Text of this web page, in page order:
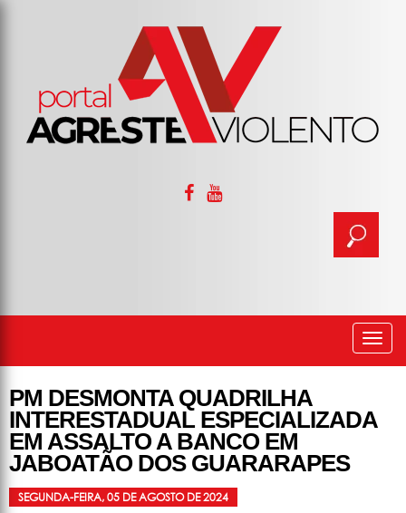
PM DESMONTA QUADRILHA
INTERESTADUAL ESPECIALIZADA
EM ASSALTO A BANCO EM
JABOATÃO DOS GUARARAPES
SEGUNDA-FEIRA, 05 DE AGOSTO DE 2024